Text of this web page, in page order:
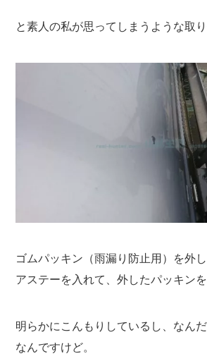
と素人の私が思ってしまうような取り
ゴムパッキン（雨漏り防止用）を外
アステーを入れて、外したパッキンを
明らかにこんもりしているし、なん
なんですけど。